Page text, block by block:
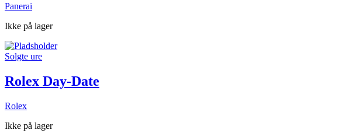
Panerai
Ikke på lager
Solgte ure
Rolex Day-Date
Rolex
Ikke på lager